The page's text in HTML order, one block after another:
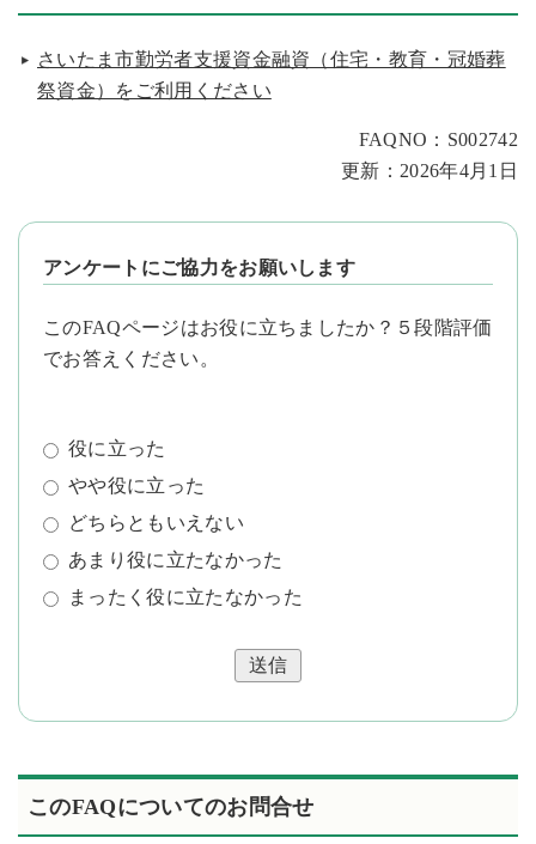
さいたま市勤労者支援資金融資（住宅・教育・冠婚葬
祭資金）をご利用ください
FAQNO：S002742
更新：2026年4月1日
アンケートにご協力をお願いします
このFAQページはお役に立ちましたか？５段階評価
でお答えください。
役に立った
やや役に立った
どちらともいえない
あまり役に立たなかった
まったく役に立たなかった
送信
このFAQについてのお問合せ